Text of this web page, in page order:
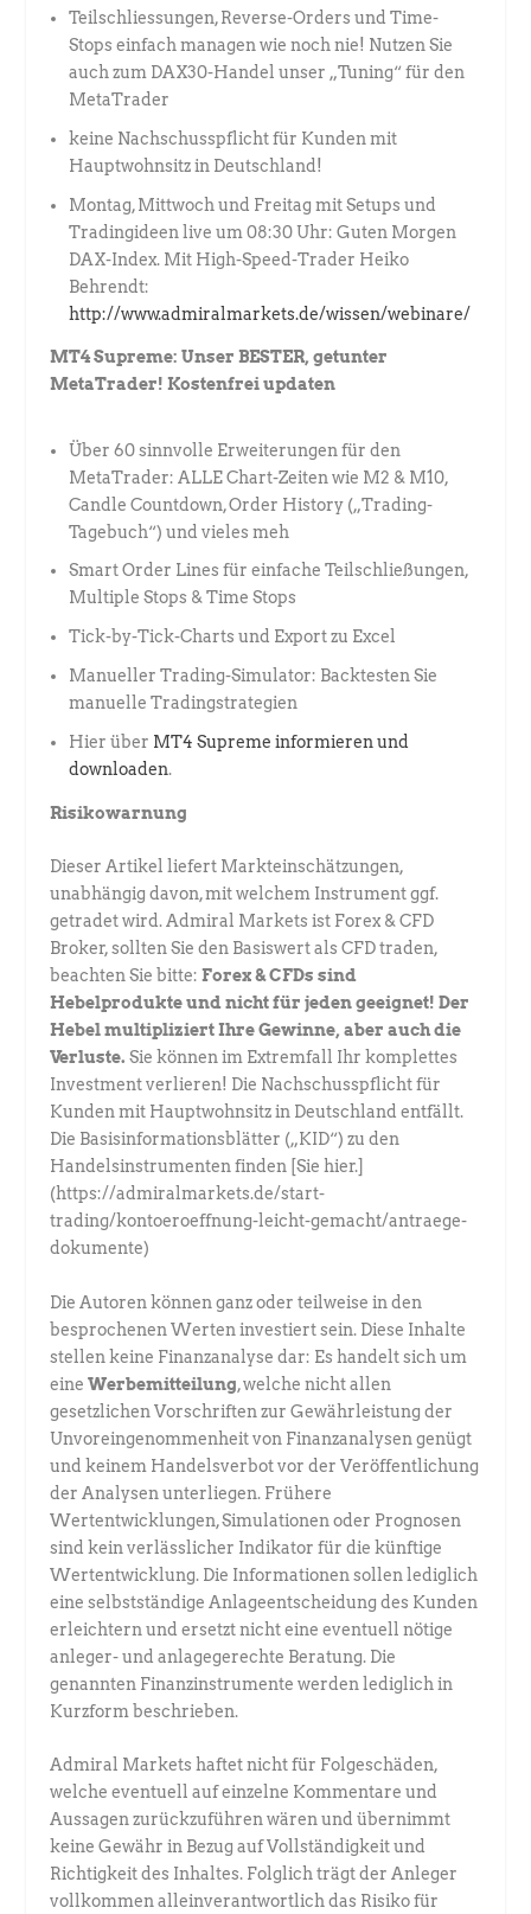
Teilschliessungen, Reverse-Orders und Time-
Stops einfach managen wie noch nie! Nutzen Sie
auch zum DAX30-Handel unser „Tuning“ für den
MetaTrader
keine Nachschusspflicht für Kunden mit
Hauptwohnsitz in Deutschland!
Montag, Mittwoch und Freitag mit Setups und
Tradingideen live um 08:30 Uhr: Guten Morgen
DAX-Index. Mit High-Speed-Trader Heiko
Behrendt:
http://www.admiralmarkets.de/wissen/webinare/
MT4 Supreme: Unser BESTER, getunter
MetaTrader! Kostenfrei updaten
Über 60 sinnvolle Erweiterungen für den
MetaTrader: ALLE Chart-Zeiten wie M2 & M10,
Candle Countdown, Order History („Trading-
Tagebuch“) und vieles meh
Smart Order Lines für einfache Teilschließungen,
Multiple Stops & Time Stops
Tick-by-Tick-Charts und Export zu Excel
Manueller Trading-Simulator: Backtesten Sie
manuelle Tradingstrategien
Hier über MT4 Supreme informieren und
downloaden.
Risikowarnung
Dieser Artikel liefert Markteinschätzungen,
unabhängig davon, mit welchem Instrument ggf.
getradet wird. Admiral Markets ist Forex & CFD
Broker, sollten Sie den Basiswert als CFD traden,
beachten Sie bitte:Forex & CFDs sind
Hebelprodukte und nicht für jeden geeignet! Der
Hebel multipliziert Ihre Gewinne, aber auch die
Verluste. Sie können im Extremfall Ihr komplettes
Investment verlieren! Die Nachschusspflicht für
Kunden mit Hauptwohnsitz in Deutschland entfällt.
Die Basisinformationsblätter („KID“) zu den
Handelsinstrumenten finden [Sie hier.]
(https://admiralmarkets.de/start-
trading/kontoeroeffnung-leicht-gemacht/antraege-
dokumente)
Die Autoren können ganz oder teilweise in den
besprochenen Werten investiert sein. Diese Inhalte
stellen keine Finanzanalyse dar: Es handelt sich um
eineWerbemitteilung, welche nicht allen
gesetzlichen Vorschriften zur Gewährleistung der
Unvoreingenommenheit von Finanzanalysen genügt
und keinem Handelsverbot vor der Veröffentlichung
der Analysen unterliegen. Frühere
Wertentwicklungen, Simulationen oder Prognosen
sind kein verlässlicher Indikator für die künftige
Wertentwicklung. Die Informationen sollen lediglich
eine selbstständige Anlageentscheidung des Kunden
erleichtern und ersetzt nicht eine eventuell nötige
anleger- und anlagegerechte Beratung. Die
genannten Finanzinstrumente werden lediglich in
Kurzform beschrieben.
Admiral Markets haftet nicht für Folgeschäden,
welche eventuell auf einzelne Kommentare und
Aussagen zurückzuführen wären und übernimmt
keine Gewähr in Bezug auf Vollständigkeit und
Richtigkeit des Inhaltes. Folglich trägt der Anleger
vollkommen alleinverantwortlich das Risiko für